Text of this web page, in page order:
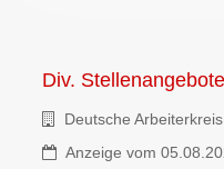
Div. Stellenangebote
Deutsche
Anzeige vom